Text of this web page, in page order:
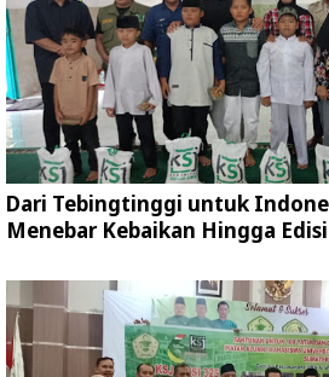
Dari Tebingtinggi untuk
Menebar Kebaikan Hingga